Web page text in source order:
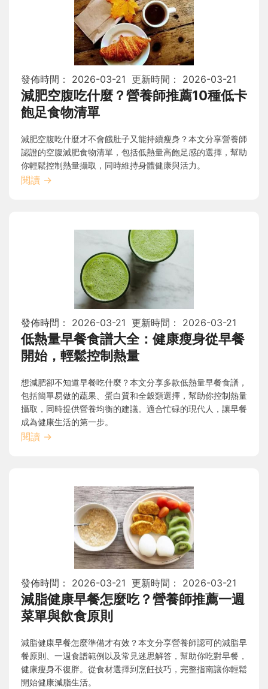
發佈時間： 2026-03-21 更新時間： 2026-03-21
減肥空腹吃什麼？營養師推薦10種低卡
飽足食物清單
減肥空腹吃什麼才不會餓肚子又能持續瘦身？本文分享營養師
認證的空腹減肥食物清單，包括低熱量高飽足感的選擇，幫助
你輕鬆控制熱量攝取，同時維持身體健康與活力。
閱讀 →
發佈時間： 2026-03-21 更新時間： 2026-03-21
低熱量早餐食譜大全：健康瘦身從早餐
開始，輕鬆控制熱量
想減肥卻不知道早餐吃什麼？本文分享多款低熱量早餐食譜，
包括簡單易做的蔬果、蛋白質和全穀類選擇，幫助你控制熱量
攝取，同時提供營養均衡的建議。適合忙碌的現代人，讓早餐
成為健康生活的第一步。
閱讀 →
發佈時間： 2026-03-21 更新時間： 2026-03-21
減脂健康早餐怎麼吃？營養師推薦一週
菜單與飲食原則
減脂健康早餐怎麼準備才有效？本文分享營養師認可的減脂早
餐原則、一週食譜範例以及常見迷思解答，幫助你吃對早餐，
健康瘦身不復胖。從食材選擇到烹飪技巧，完整指南讓你輕鬆
開始健康減脂生活。